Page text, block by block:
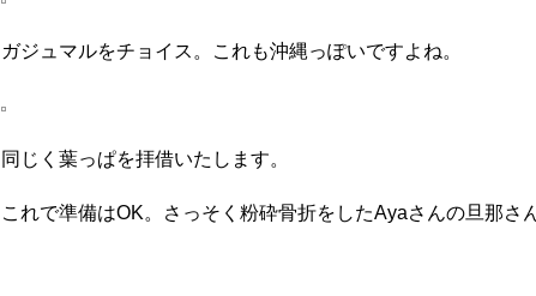
ガジュマルをチョイス。これも沖縄っぽいですよね。
同じく葉っぱを拝借いたします。
これで準備はOK。さっそく粉砕骨折をしたAyaさんの旦那さ